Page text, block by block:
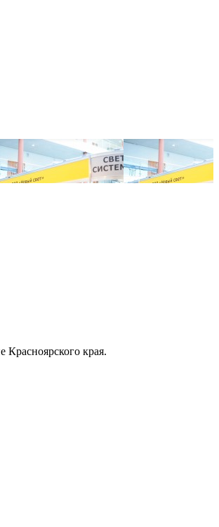
края.